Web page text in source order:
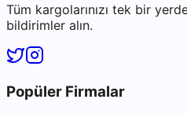
Tüm kargolarınızı tek bir
bildirimler alın.
Popüler Firmalar